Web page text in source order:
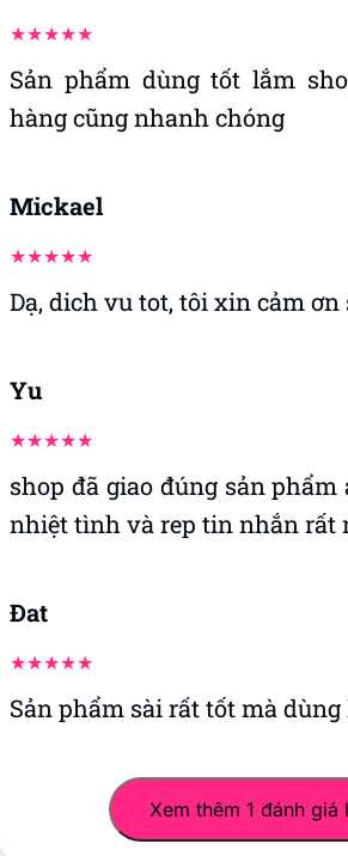
Sản phẩm dùng tốt lắm
hàng cũng nhanh chóng
Mickael
Dạ, dich vu tot, tôi xin cảm ơn
Yu
shop đã giao đúng sản phẩm
nhiệt tình và rep tin nhắn rất
Đat
Sản phẩm sài rất tốt mà
Xem thêm 1 đánh giá